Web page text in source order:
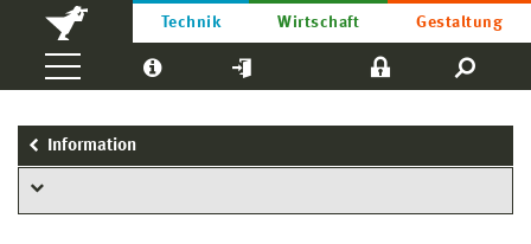
Technik Wirtschaft Gestaltung
Information